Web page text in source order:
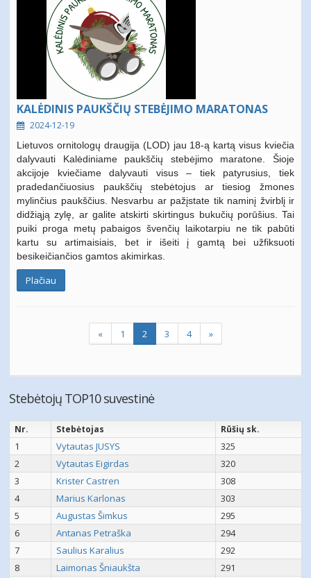
KALĖDINIS PAUKŠČIŲ STEBĖJIMO MARATONAS
2024-12-19
Lietuvos ornitologų draugija (LOD) jau 18-ą kartą visus kviečia
dalyvauti Kalėdiniame paukščių stebėjimo maratone. Šioje
akcijoje kviečiame dalyvauti visus – tiek patyrusius, tiek
pradedančiuosius paukščių stebėtojus ar tiesiog žmones
mylinčius paukščius. Nesvarbu ar pažįstate tik naminį žvirblį ir
didžiąją zylę, ar galite atskirti skirtingus bukučių porūšius. Tai
puiki proga metų pabaigos švenčių laikotarpiu ne tik pabūti
kartu su artimaisiais, bet ir išeiti į gamtą bei užfiksuoti
besikeičiančios gamtos akimirkas.
Plačiau
« 1 2 3 4 »
Stebėtojų TOP10 suvestinė
Nr. Stebėtojas Rūšių sk.
1 Vytautas JUSYS
325
2
Vytautas Eigirdas
320
3
Krister Castren
308
4
Marius Karlonas
303
5
Augustas Šimkus
295
6
Antanas Petraška
294
7
Saulius Karalius
292
8
Laimonas Šniaukšta
291